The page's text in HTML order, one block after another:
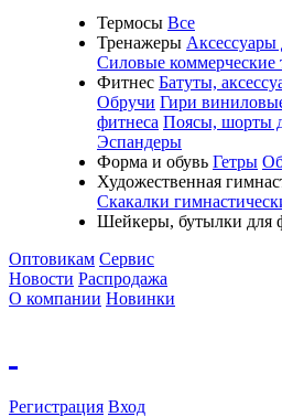
Термосы Все
Тренажеры Аксессуары
Силовые коммерческие
Фитнес Батуты,
Обручи Гири
фитнеса Поясы, шорты
Эспандеры
Форма и обувь Гетры
Художественная
Скакалки
Шейкеры, бутылки для
Оптовикам Сервис
Новости Распродажа
О компании Новинки
Регистрация Вход